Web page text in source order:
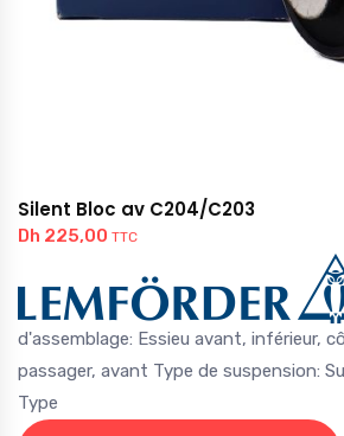
Silent Bloc av C204/C203
Dh 225,00 TTC
d'assemblage: Essieu avant, inférieur,
passager, avant Type de suspension:
Type